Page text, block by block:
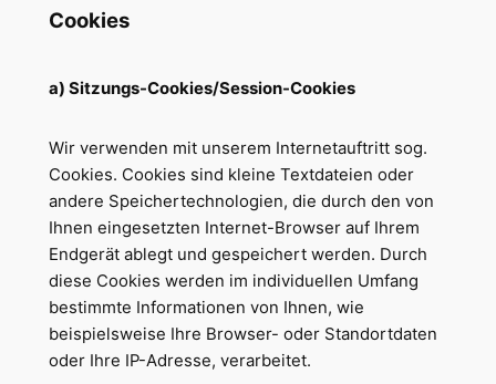
Cookies
a) Sitzungs-Cookies/Session-Cookies
Wir verwenden mit unserem Internetauftritt sog.
Cookies. Cookies sind kleine Textdateien oder
andere Speichertechnologien, die durch den von
Ihnen eingesetzten Internet-Browser auf Ihrem
Endgerät ablegt und gespeichert werden. Durch
diese Cookies werden im individuellen Umfang
bestimmte Informationen von Ihnen, wie
beispielsweise Ihre Browser- oder Standortdaten
oder Ihre IP-Adresse, verarbeitet.